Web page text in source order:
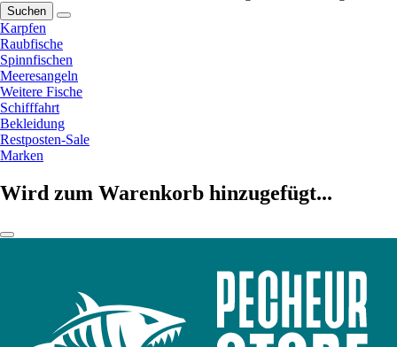
Suchen
Karpfen
Raubfische
Spinnfischen
Meeresangeln
Weitere Fische
Schifffahrt
Bekleidung
Restposten-Sale
Marken
Wird zum Warenkorb hinzugefügt...